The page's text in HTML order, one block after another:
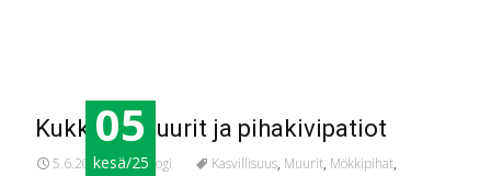
05
kesä/25
Kukkivat muurit ja pihakivipatiot
5.6.2025 Blogi Kasvillisuus, Muurit, Mökkipihat,